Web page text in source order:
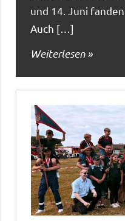
und 14. Juni
Auch […]
Weiterlesen